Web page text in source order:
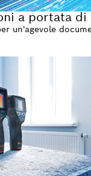
a portata di
un'agevole